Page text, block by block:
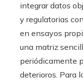
integrar datos
y regulatorias
en ensayos
una matriz
periódicamente
deterioros. Para